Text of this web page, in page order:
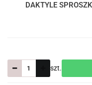
DAKTYLE
szt.